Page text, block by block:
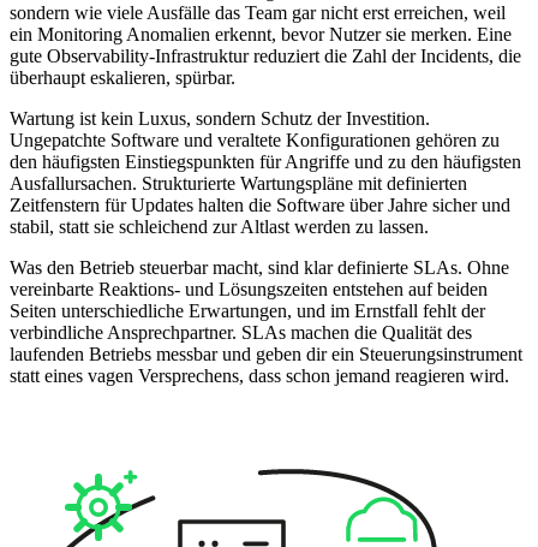
sondern wie viele Ausfälle das Team gar nicht erst erreichen, weil
ein Monitoring Anomalien erkennt, bevor Nutzer sie merken. Eine
gute Observability-Infrastruktur reduziert die Zahl der Incidents, die
überhaupt eskalieren, spürbar.
Wartung ist kein Luxus, sondern Schutz der Investition.
Ungepatchte Software und veraltete Konfigurationen gehören zu
den häufigsten Einstiegspunkten für Angriffe und zu den häufigsten
Ausfallursachen. Strukturierte Wartungspläne mit definierten
Zeitfenstern für Updates halten die Software über Jahre sicher und
stabil, statt sie schleichend zur Altlast werden zu lassen.
Was den Betrieb steuerbar macht, sind klar definierte SLAs. Ohne
vereinbarte Reaktions- und Lösungszeiten entstehen auf beiden
Seiten unterschiedliche Erwartungen, und im Ernstfall fehlt der
verbindliche Ansprechpartner. SLAs machen die Qualität des
laufenden Betriebs messbar und geben dir ein Steuerungsinstrument
statt eines vagen Versprechens, dass schon jemand reagieren wird.